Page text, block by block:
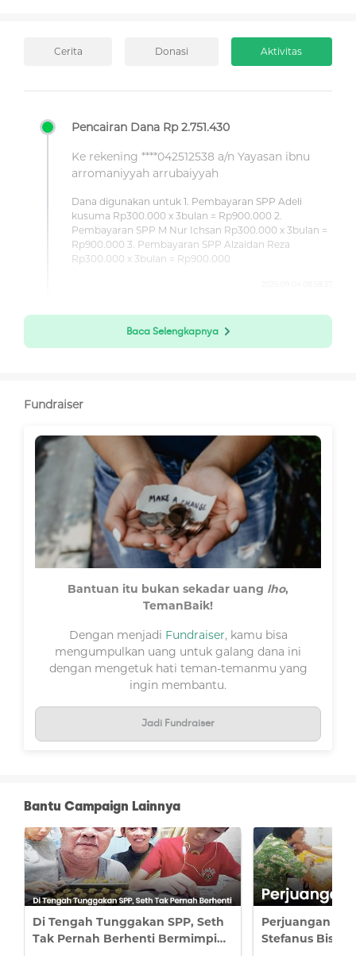
Cerita Donasi Aktivitas
Pencairan Dana Rp 2.751.430
Ke rekening ****042512538 a/n Yayasan ibnu
arromaniyyah arrubaiyyah
Dana digunakan untuk 1. Pembayaran SPP Adeli
kusuma Rp300.000 x 3bulan = Rp900.000 2.
Pembayaran SPP M Nur Ichsan Rp300.000 x 3bulan =
Rp900.000 3. Pembayaran SPP Alzaidan Reza
Rp300.000 x 3bulan = Rp900.000
terbantu dengan terpenuhinya kebutuhan pendidikan
mereka. Dana yang diterima telah digunakan untuk
pembayaran SPP bulan Agustus, September, dan
Oktober.
Adapun rincian penerima manfaat adalah sebagai
berikut:
Sinta Kamila (kelas 8) – SPP Agustus,
Baca Selengkapnya
Fundraiser
Bantuan itu bukan sekadar uang lho,
TemanBaik!
Dengan menjadi Fundraiser, kamu bisa
mengumpulkan uang untuk galang dana ini
dengan mengetuk hati teman-temanmu yang
ingin membantu.
Jadi Fundraiser
Bantu Campaign Lainnya
Di Tengah Tunggakan SPP, Seth
Tak Pernah Berhenti Bermimpi
Perjuangan
Stefanus Bisa